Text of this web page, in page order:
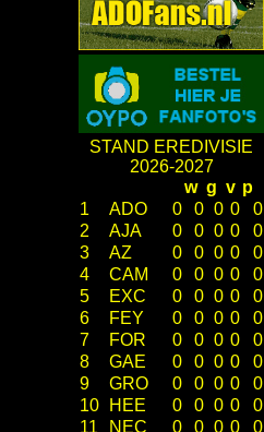
STAND EREDIVISIE
2026-2027
w g v p
1
ADO 0 0 0 0
0
2
AJA 0 0 0 0
0
3
AZ 0 0 0 0
0
4
CAM 0 0 0 0
0
5
EXC 0 0 0 0
0
6
FEY 0 0 0 0
0
7
FOR 0 0 0 0
0
8
GAE 0 0 0 0
0
9
GRO 0 0 0 0
0
10
HEE 0 0 0 0
0
11
NEC 0 0 0 0 0